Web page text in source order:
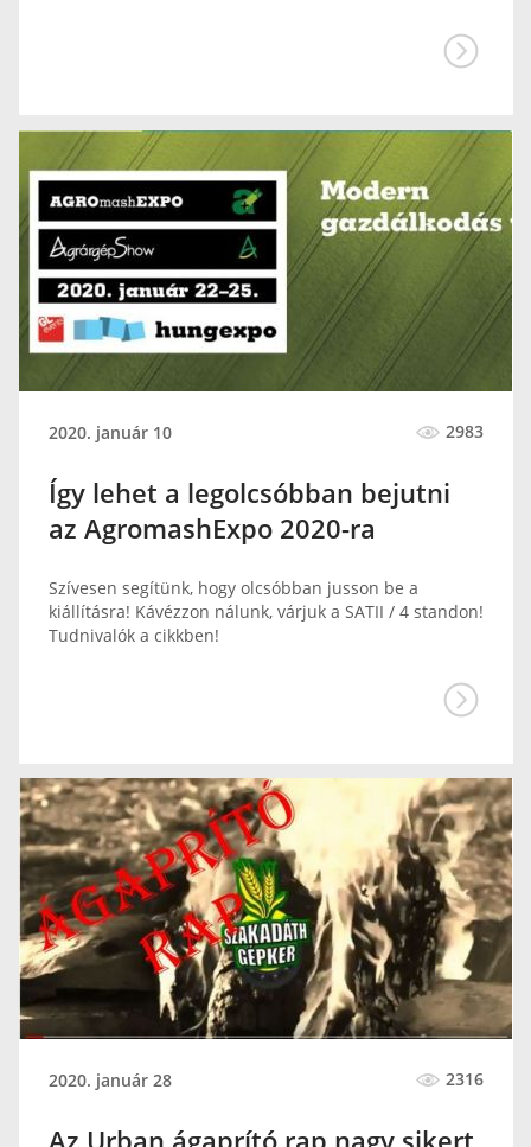
2020. január 10 2983
Így lehet a legolcsóbban bejutni
az AgromashExpo 2020-ra
Szívesen segítünk, hogy olcsóbban jusson be a
kiállításra! Kávézzon nálunk, várjuk a SATII / 4 standon!
Tudnivalók a cikkben!
2020. január 28 2316